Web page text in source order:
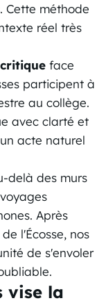
Cette méthode
réel très
face
participent à
au collège.
avec clarté et
acte naturel
delà des murs
Après
l'Écosse, nos
de s'envoler
vise la